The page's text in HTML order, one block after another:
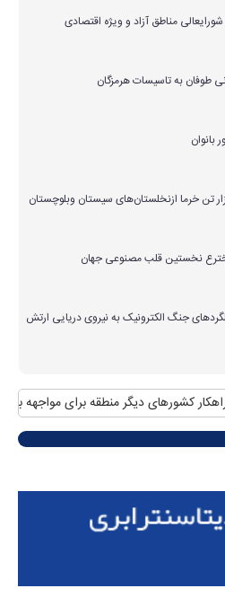
مناطق آزاد و ویژه اقتصادی
نخستین قلب مصنوعی جهان
جنگ الکترونیک به نیروی دریایی ارتش
کشورهای دیگر منطقه برای مواجهه با آن